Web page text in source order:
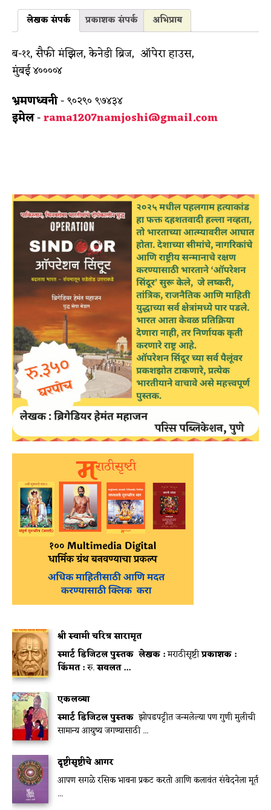
लेखक संपर्क प्रकाशक संपर्क अभिप्राय
ब-११, सैफी मंझिल, केनेडी ब्रिज, ऑपेरा हाउस,
मुंबई ४००००४
भ्रमणध्वनी- ९०२९० ९७४३४
इमेल-rama1207namjoshi@gmail.com
श्री स्वामी चरित्र सारामृत
स्मार्ट डिजिटल पुस्तक लेखक :मराठीसृष्टीप्रकाशक :
किंमत :रु.सवलत ...
एकलव्या
स्मार्ट डिजिटल पुस्तक झोपडपट्टीत जन्मलेल्या पण गुणी मुलीची
सामान्य आयुष्य जगण्यासाठी ...
दृष्टीसृष्टीचे आगर
आपण सगळे रसिक भावना प्रकट करतो आणि कलावंत संवेदनेला मूर्त
...